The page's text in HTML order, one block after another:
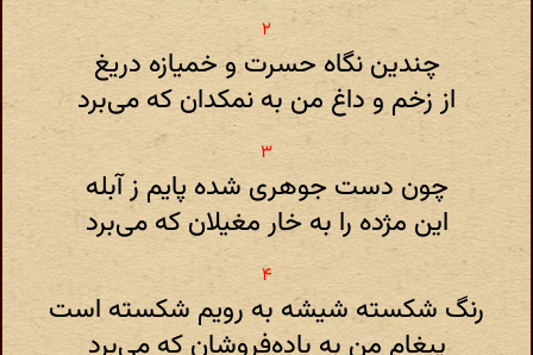
چندین نگاه حسرت و خمیازه دریغ
از زخم و داغ من به نمکدان که می‌برد
چون دست جوهری شده پایم ز آبله
این مژده را به خار مغیلان که می‌برد
رنگ شکسته شیشه به رویم شکسته است
پیغام من به باده‌فروشان که می‌برد